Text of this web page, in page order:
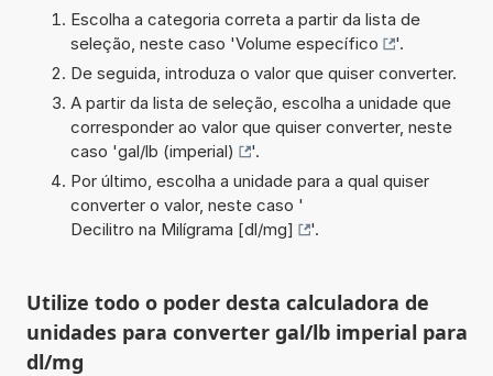
Escolha a categoria correta a partir da lista de
seleção, neste caso 'Volume específico
'.
De seguida, introduza o valor que quiser converter.
A partir da lista de seleção, escolha a unidade que
corresponder ao valor que quiser converter, neste
caso 'gal/lb (imperial)
'.
Por último, escolha a unidade para a qual quiser
converter o valor, neste caso '
Decilitro na Milígrama [dl/mg]
'.
Utilize todo o poder desta calculadora de
unidades para converter gal/lb imperial para
dl/mg